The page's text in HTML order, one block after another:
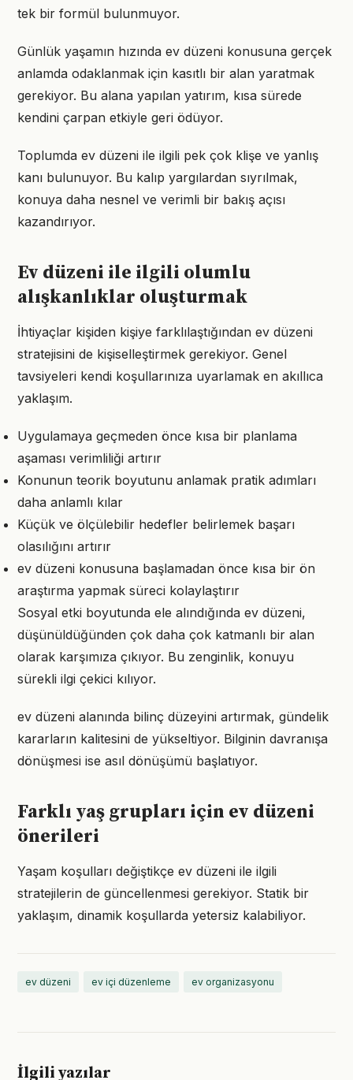
tek bir formül bulunmuyor.
Günlük yaşamın hızında ev düzeni konusuna gerçek
anlamda odaklanmak için kasıtlı bir alan yaratmak
gerekiyor. Bu alana yapılan yatırım, kısa sürede
kendini çarpan etkiyle geri ödüyor.
Toplumda ev düzeni ile ilgili pek çok klişe ve yanlış
kanı bulunuyor. Bu kalıp yargılardan sıyrılmak,
konuya daha nesnel ve verimli bir bakış açısı
kazandırıyor.
Ev düzeni ile ilgili olumlu
alışkanlıklar oluşturmak
İhtiyaçlar kişiden kişiye farklılaştığından ev düzeni
stratejisini de kişiselleştirmek gerekiyor. Genel
tavsiyeleri kendi koşullarınıza uyarlamak en akıllıca
yaklaşım.
Uygulamaya geçmeden önce kısa bir planlama
aşaması verimliliği artırır
Konunun teorik boyutunu anlamak pratik adımları
daha anlamlı kılar
Küçük ve ölçülebilir hedefler belirlemek başarı
olasılığını artırır
ev düzeni konusuna başlamadan önce kısa bir ön
araştırma yapmak süreci kolaylaştırır
Sosyal etki boyutunda ele alındığında ev düzeni,
düşünüldüğünden çok daha çok katmanlı bir alan
olarak karşımıza çıkıyor. Bu zenginlik, konuyu
sürekli ilgi çekici kılıyor.
ev düzeni alanında bilinç düzeyini artırmak, gündelik
kararların kalitesini de yükseltiyor. Bilginin davranışa
dönüşmesi ise asıl dönüşümü başlatıyor.
Farklı yaş grupları için ev düzeni
önerileri
Yaşam koşulları değiştikçe ev düzeni ile ilgili
stratejilerin de güncellenmesi gerekiyor. Statik bir
yaklaşım, dinamik koşullarda yetersiz kalabiliyor.
ev düzeni ev içi düzenleme ev organizasyonu
İlgili yazılar